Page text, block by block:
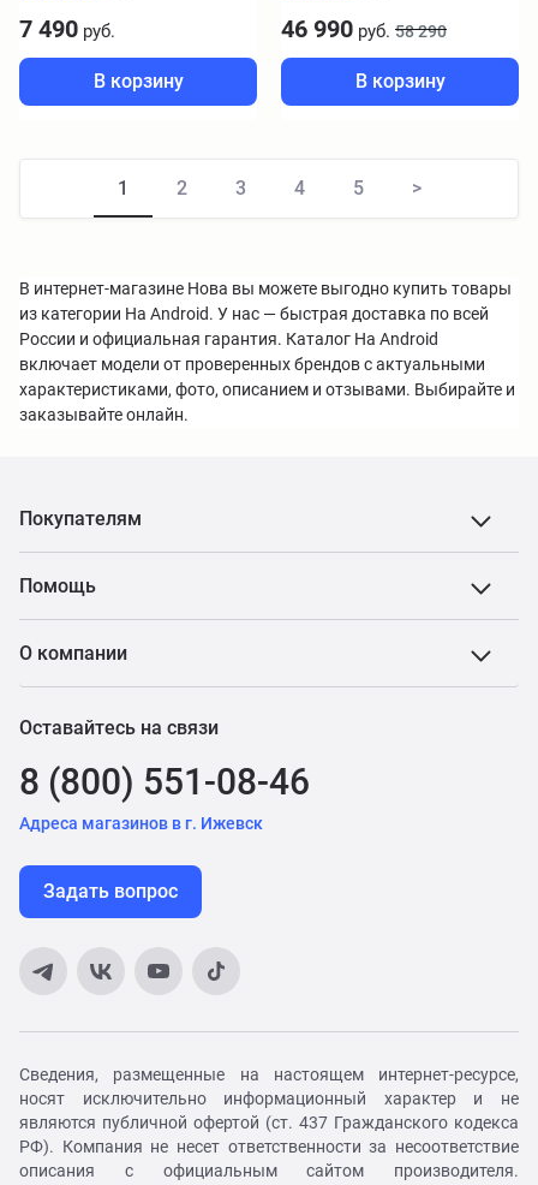
7 490 руб.
В корзину
46 990 руб. 58 290
В корзину
1 2 3 4 5 >
В интернет-магазине Нова вы можете выгодно купить товары
из категории На Android. У нас — быстрая доставка по всей
России и официальная гарантия. Каталог На Android
включает модели от проверенных брендов с актуальными
характеристиками, фото, описанием и отзывами. Выбирайте и
заказывайте онлайн.
Покупателям
Помощь
О компании
Оставайтесь на связи
8 (800) 551-08-46
Адреса магазинов в г. Ижевск
Задать вопрос
Сведения, размещенные на настоящем интернет-ресурсе,
носят исключительно информационный характер и не
являются публичной офертой (ст. 437 Гражданского кодекса
РФ). Компания не несет ответственности за несоответствие
описания с официальным сайтом производителя.